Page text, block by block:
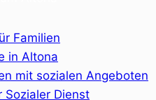
Familien
in Altona
mit sozialen Angeboten
Sozialer Dienst